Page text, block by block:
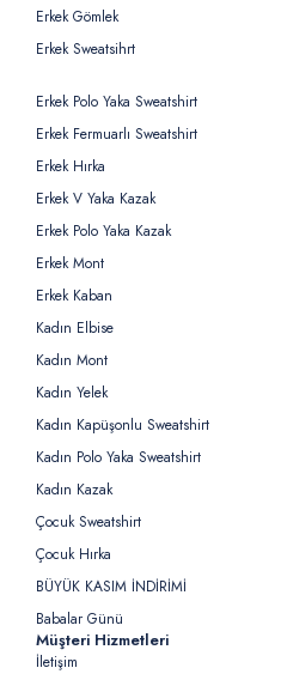
Erkek Gömlek
Erkek Sweatsihrt
Erkek Polo Yaka Sweatshirt
Erkek Fermuarlı Sweatshirt
Erkek Hırka
Erkek V Yaka Kazak
Erkek Polo Yaka Kazak
Erkek Mont
Erkek Kaban
Kadın Elbise
Kadın Mont
Kadın Yelek
Kadın Kapüşonlu Sweatshirt
Kadın Polo Yaka Sweatshirt
Kadın Kazak
Çocuk Sweatshirt
Çocuk Hırka
BÜYÜK KASIM İNDİRİMİ
Babalar Günü
Müşteri Hizmetleri
İletişim